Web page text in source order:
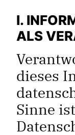
I.
ALS
dieses
Sinne